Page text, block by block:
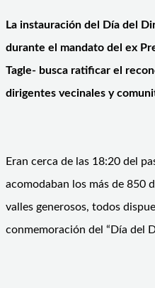
La instauración del Día del
durante el mandato del ex
Tagle- busca ratificar el
dirigentes vecinales y
Eran cerca de las 18:20 del
acomodaban los más de 850
valles generosos, todos
conmemoración del “Día del